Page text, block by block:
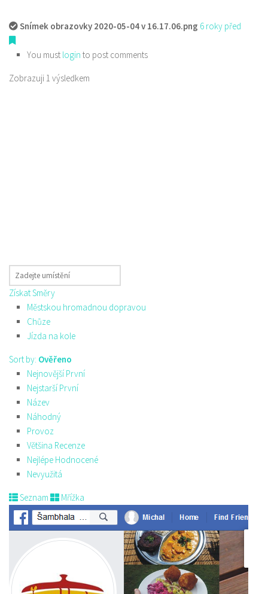
Snímek obrazovky 2020-05-04 v 16.17.06.png 6 roky před
You must login to post comments
Zobrazuji 1 výsledkem
Získat Směry
Městskou hromadnou dopravou
Chůze
Jízda na kole
Sort by: Ověřeno
Nejnovější První
Nejstarší První
Název
Náhodný
Provoz
Většina Recenze
Nejlépe Hodnocené
Nevyužitá
Seznam Mřížka